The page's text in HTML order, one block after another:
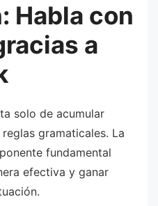
Habla con
a
solo de acumular
gramaticales. La
fundamental
efectiva y ganar